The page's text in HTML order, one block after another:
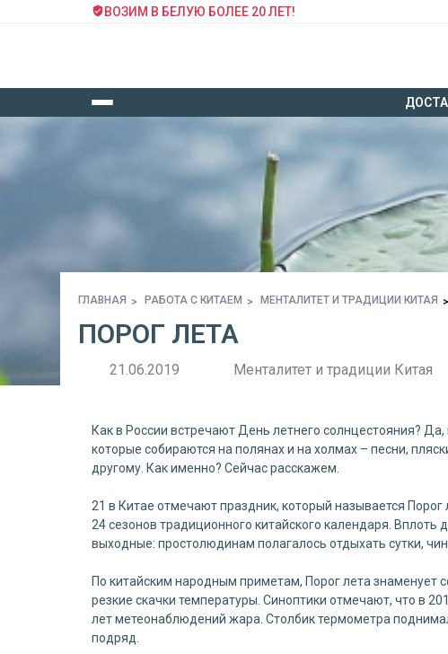
ВОЗИМ В БЕЛУЮ БОЛЕЕ 20 ЛЕТ!
ГЛАВНАЯ РАБОТА С КИТАЕМ МЕНТАЛИТЕТ И ТРАДИЦИИ КИТАЯ
ПОРОГ ЛЕТА
21.06.2019 Менталитет и традиции Китая
Как в России встречают День летнего солнцестояния?
которые собираются на полянах и на холмах – песни,
другому. Как именно? Сейчас расскажем.
21 в Китае отмечают праздник, который называется
24 сезонов традиционного китайского календаря.
выходные: простолюдинам полагалось отдыхать сутки,
По китайским народным приметам, Порог лета знаменует
резкие скачки температуры. Синоптики отмечают, что в
лет метеонаблюдений жара. Столбик термометра
подряд.